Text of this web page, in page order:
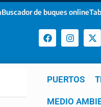
Buscador de buques online
PUERTOS
MEDIO
YPF GNL